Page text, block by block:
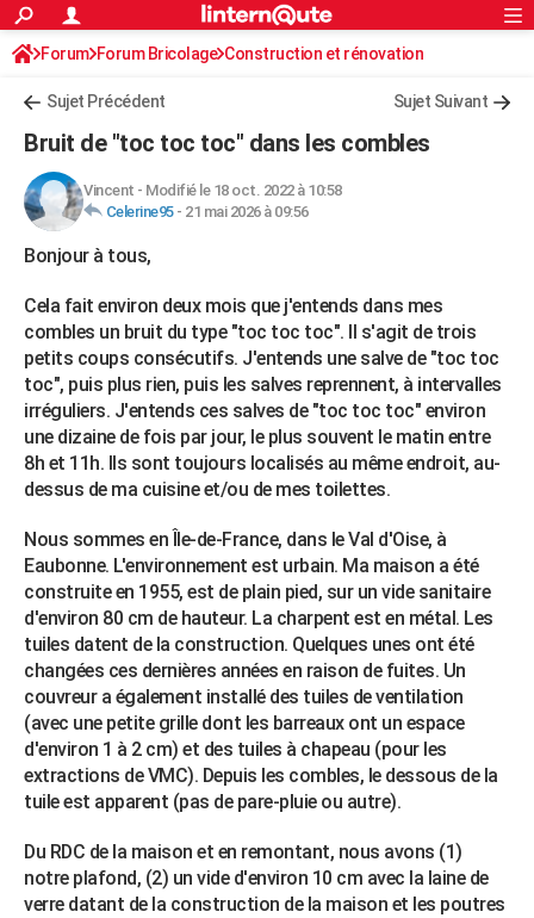
ACTUALITÉS
Politique
Société
Faits Divers
Education
Monde
Villes
+
FINANCE
Retraite
Impôts
Epargne
Immobilier
Risques naturels par ville
Banque
Assurance
Crédit
AUTO
Essais
Réserver un essai
Citadines
Berlines
SUV
Forum auto
+HIGH-TECH
Mobiles
Meilleur smartphone
Internet
Ordinateurs
Jeux vidéo
Guide high-tech
+
Forum
Aménagement intérieur
Extérieur
Cuisine
Salle de bains
Jardinage
Rangement
WEEK-END
Guides de France
Escapades
Patrimoine
Expositions
Musées
Week-end nature
+LIFESTYLE
Art de vivre
Bien-être
Loisirs
Mode
Modes de vie
SANTE
Destinations
City break
Voyage nature
Voyage de noces
Forum
Climat
+PHOTO
GUIDES D'ACHAT
BONS PLANS
CARTE DE VOEUX
Carte de Noël
Carte Bonne année
Carte Saint-Valentin
Carte Pâques
Carte d'anniversaire
DICTIONNAIRE
Dictionnaire
Biographies
Citations
Expressions
Proverbes
PROGRAMME TV
COPAINS D'AVANT
S'inscrire
Se connecter
Primaires
Universités
Entreprises
Service militaire
Avis de recherche
AVIS DE DÉCÈS
Rechercher
S'inscrire
Connexion
Forum Forum Bricolage Construction et rénovation
Charpente, toiture, combles
Sujet Précédent Sujet Suivant
Bruit de "toc toc toc" dans les combles
Vincent - Modifié le 18 oct. 2022 à 10:58
Celerine95- 21 mai 2026 à 09:56
Bonjour à tous,
Cela fait environ deux mois que j'entends dans mes
combles un bruit du type "toc toc toc". Il s'agit de trois
petits coups consécutifs. J'entends une salve de "toc toc
toc", puis plus rien, puis les salves reprennent, à intervalles
irréguliers. J'entends ces salves de "toc toc toc" environ
une dizaine de fois par jour, le plus souvent le matin entre
8h et 11h. Ils sont toujours localisés au même endroit, au-
dessus de ma cuisine et/ou de mes toilettes.
Nous sommes en Île-de-France, dans le Val d'Oise, à
Eaubonne. L'environnement est urbain. Ma maison a été
construite en 1955, est de plain pied, sur un vide sanitaire
d'environ 80 cm de hauteur. La charpent est en métal. Les
tuiles datent de la construction. Quelques unes ont été
changées ces dernières années en raison de fuites. Un
couvreur a également installé des tuiles de ventilation
(avec une petite grille dont les barreaux ont un espace
d'environ 1 à 2 cm) et des tuiles à chapeau (pour les
extractions de VMC). Depuis les combles, le dessous de la
tuile est apparent (pas de pare-pluie ou autre).
Du RDC de la maison et en remontant, nous avons (1)
notre plafond, (2) un vide d'environ 10 cm avec la laine de
verre datant de la construction de la maison et les poutres